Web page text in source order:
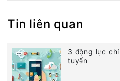
Tin liên quan
3 động lực
tuyến